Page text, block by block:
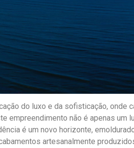
do luxo e da sofisticação, onde
empreendimento não é apenas um
é um novo horizonte,
artesanalmente